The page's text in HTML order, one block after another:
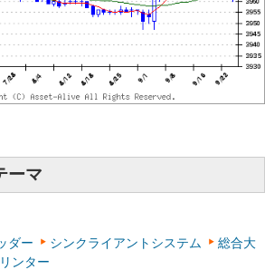
ーマ
ダー シンクライアントシステム
総合大
ンター